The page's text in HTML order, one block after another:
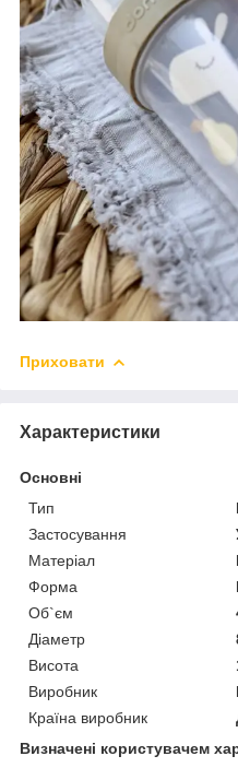
Приховати
Характеристики
Основні
Тип
Застосування
Матеріал
Форма
Об`єм
Діаметр
Висота
Виробник
Країна виробник
Визначені користувачем